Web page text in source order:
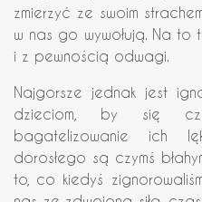
zmierzyć ze swoim
w nas go wywołują. Na to
i z pewnością odwagi.
Najgorsze jednak jest
dzieciom, by się
bagatelizowanie ich
dorosłego są czymś
to, co kiedyś